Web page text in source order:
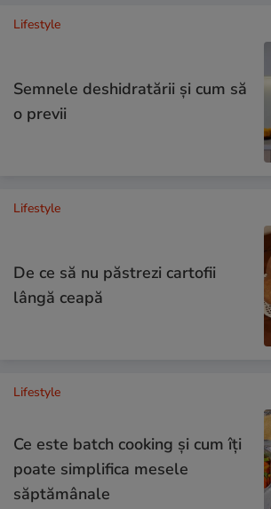
Lifestyle
Semnele deshidratării și cum să
o previi
Lifestyle
De ce să nu păstrezi cartofii
lângă ceapă
Lifestyle
Ce este batch cooking și cum îți
poate simplifica mesele
săptămânale